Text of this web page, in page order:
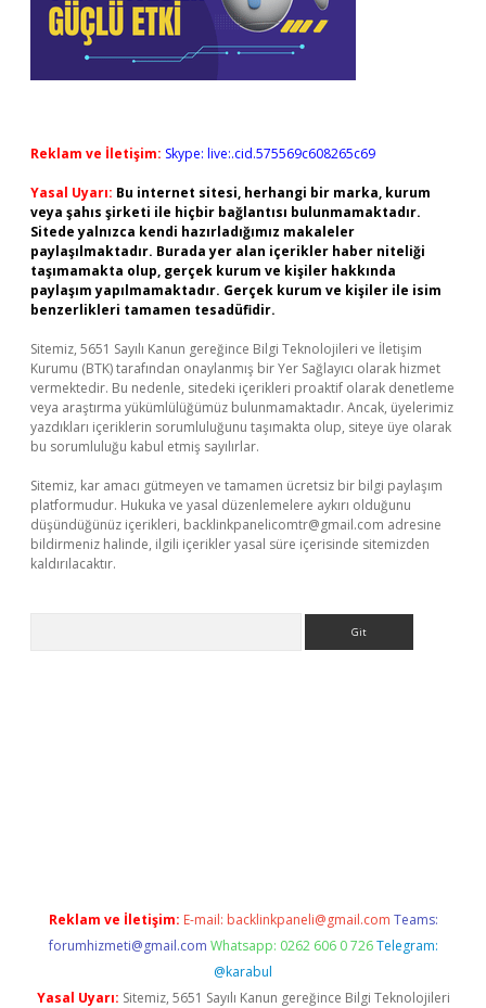
Reklam ve İletişim: Skype: live:.cid.575569c608265c69
Yasal Uyarı: Bu internet sitesi, herhangi bir marka, kurum
veya şahıs şirketi ile hiçbir bağlantısı bulunmamaktadır.
Sitede yalnızca kendi hazırladığımız makaleler
paylaşılmaktadır. Burada yer alan içerikler haber niteliği
taşımamakta olup, gerçek kurum ve kişiler hakkında
paylaşım yapılmamaktadır. Gerçek kurum ve kişiler ile isim
benzerlikleri tamamen tesadüfidir.
Sitemiz, 5651 Sayılı Kanun gereğince Bilgi Teknolojileri ve İletişim
Kurumu (BTK) tarafından onaylanmış bir Yer Sağlayıcı olarak hizmet
vermektedir. Bu nedenle, sitedeki içerikleri proaktif olarak denetleme
veya araştırma yükümlülüğümüz bulunmamaktadır. Ancak, üyelerimiz
yazdıkları içeriklerin sorumluluğunu taşımakta olup, siteye üye olarak
bu sorumluluğu kabul etmiş sayılırlar.
Sitemiz, kar amacı gütmeyen ve tamamen ücretsiz bir bilgi paylaşım
platformudur. Hukuka ve yasal düzenlemelere aykırı olduğunu
düşündüğünüz içerikleri, backlinkpanelicomtr@gmail.com adresine
bildirmeniz halinde, ilgili içerikler yasal süre içerisinde sitemizden
kaldırılacaktır.
Reklam ve İletişim: E-mail: backlinkpaneli@gmail.com Teams:
forumhizmeti@gmail.com Whatsapp: 0262 606 0 726 Telegram:
@karabul
Yasal Uyarı: Sitemiz, 5651 Sayılı Kanun gereğince Bilgi Teknolojileri